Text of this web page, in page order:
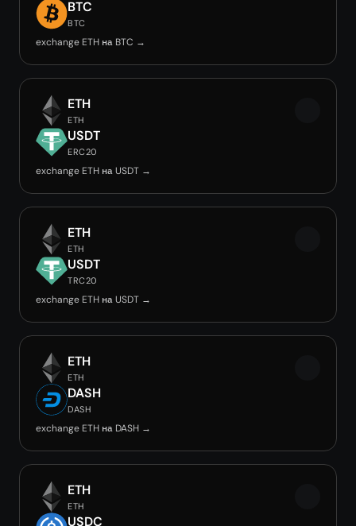
BTC
BTC
exchange ETH на BTC →
ETH
ETH
USDT
ERC20
exchange ETH на USDT →
ETH
ETH
USDT
TRC20
exchange ETH на USDT →
ETH
ETH
DASH
DASH
exchange ETH на DASH →
ETH
ETH
USDC